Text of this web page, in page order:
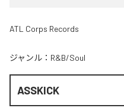
ATL Corps Records
ジャンル： R&B/Soul
ASSKICK